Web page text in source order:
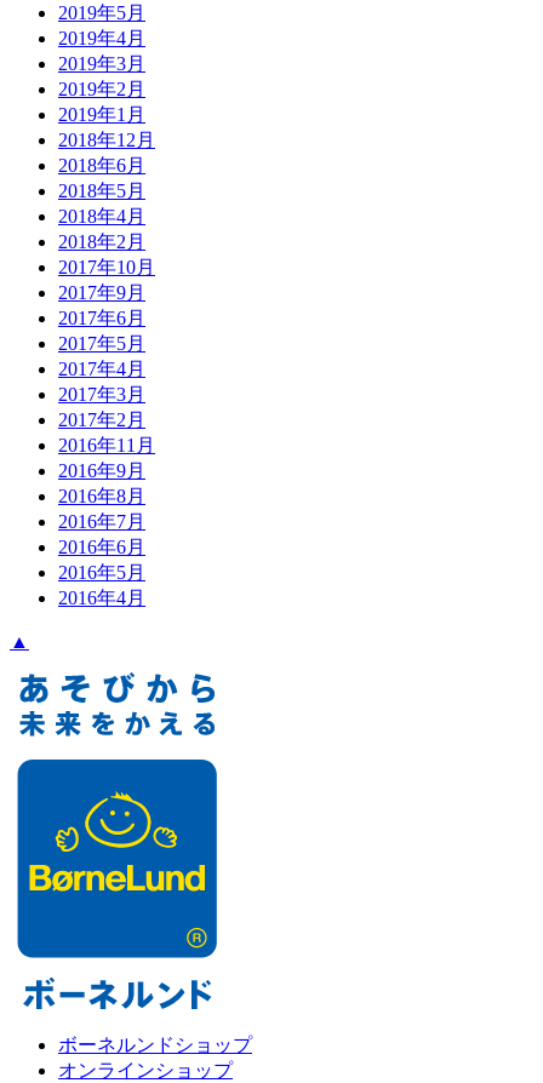
2019年5月
2019年4月
2019年3月
2019年2月
2019年1月
2018年12月
2018年6月
2018年5月
2018年4月
2018年2月
2017年10月
2017年9月
2017年6月
2017年5月
2017年4月
2017年3月
2017年2月
2016年11月
2016年9月
2016年8月
2016年7月
2016年6月
2016年5月
2016年4月
▲
ボーネルンドショップ
オンラインショップ